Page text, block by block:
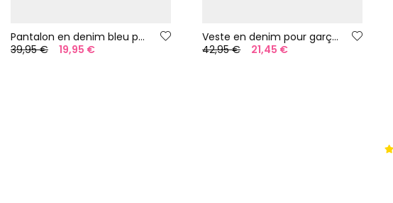
Pantalon en denim bleu pour garçon
39,95 €
19,95 €
Veste en denim pour garçon
42,95 €
21,45 €